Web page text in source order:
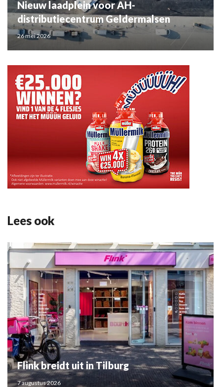
Nieuw laadplein voor AH-
distributiecentrum Geldermalsen
26 mei 2026
Lees ook
Flink breidt uit in Tilburg
7 augustus 2026